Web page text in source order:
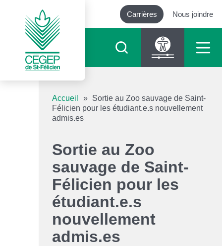
Carrières Nous joindre
Augmenter le texte
Diminuer le texte
Niveau de gris
Contraste élevé
Accueil » Sortie au Zoo sauvage de Saint-
Félicien pour les étudiant.e.s nouvellement
admis.es
Sortie au Zoo
sauvage de Saint-
Félicien pour les
étudiant.e.s
nouvellement
admis.es